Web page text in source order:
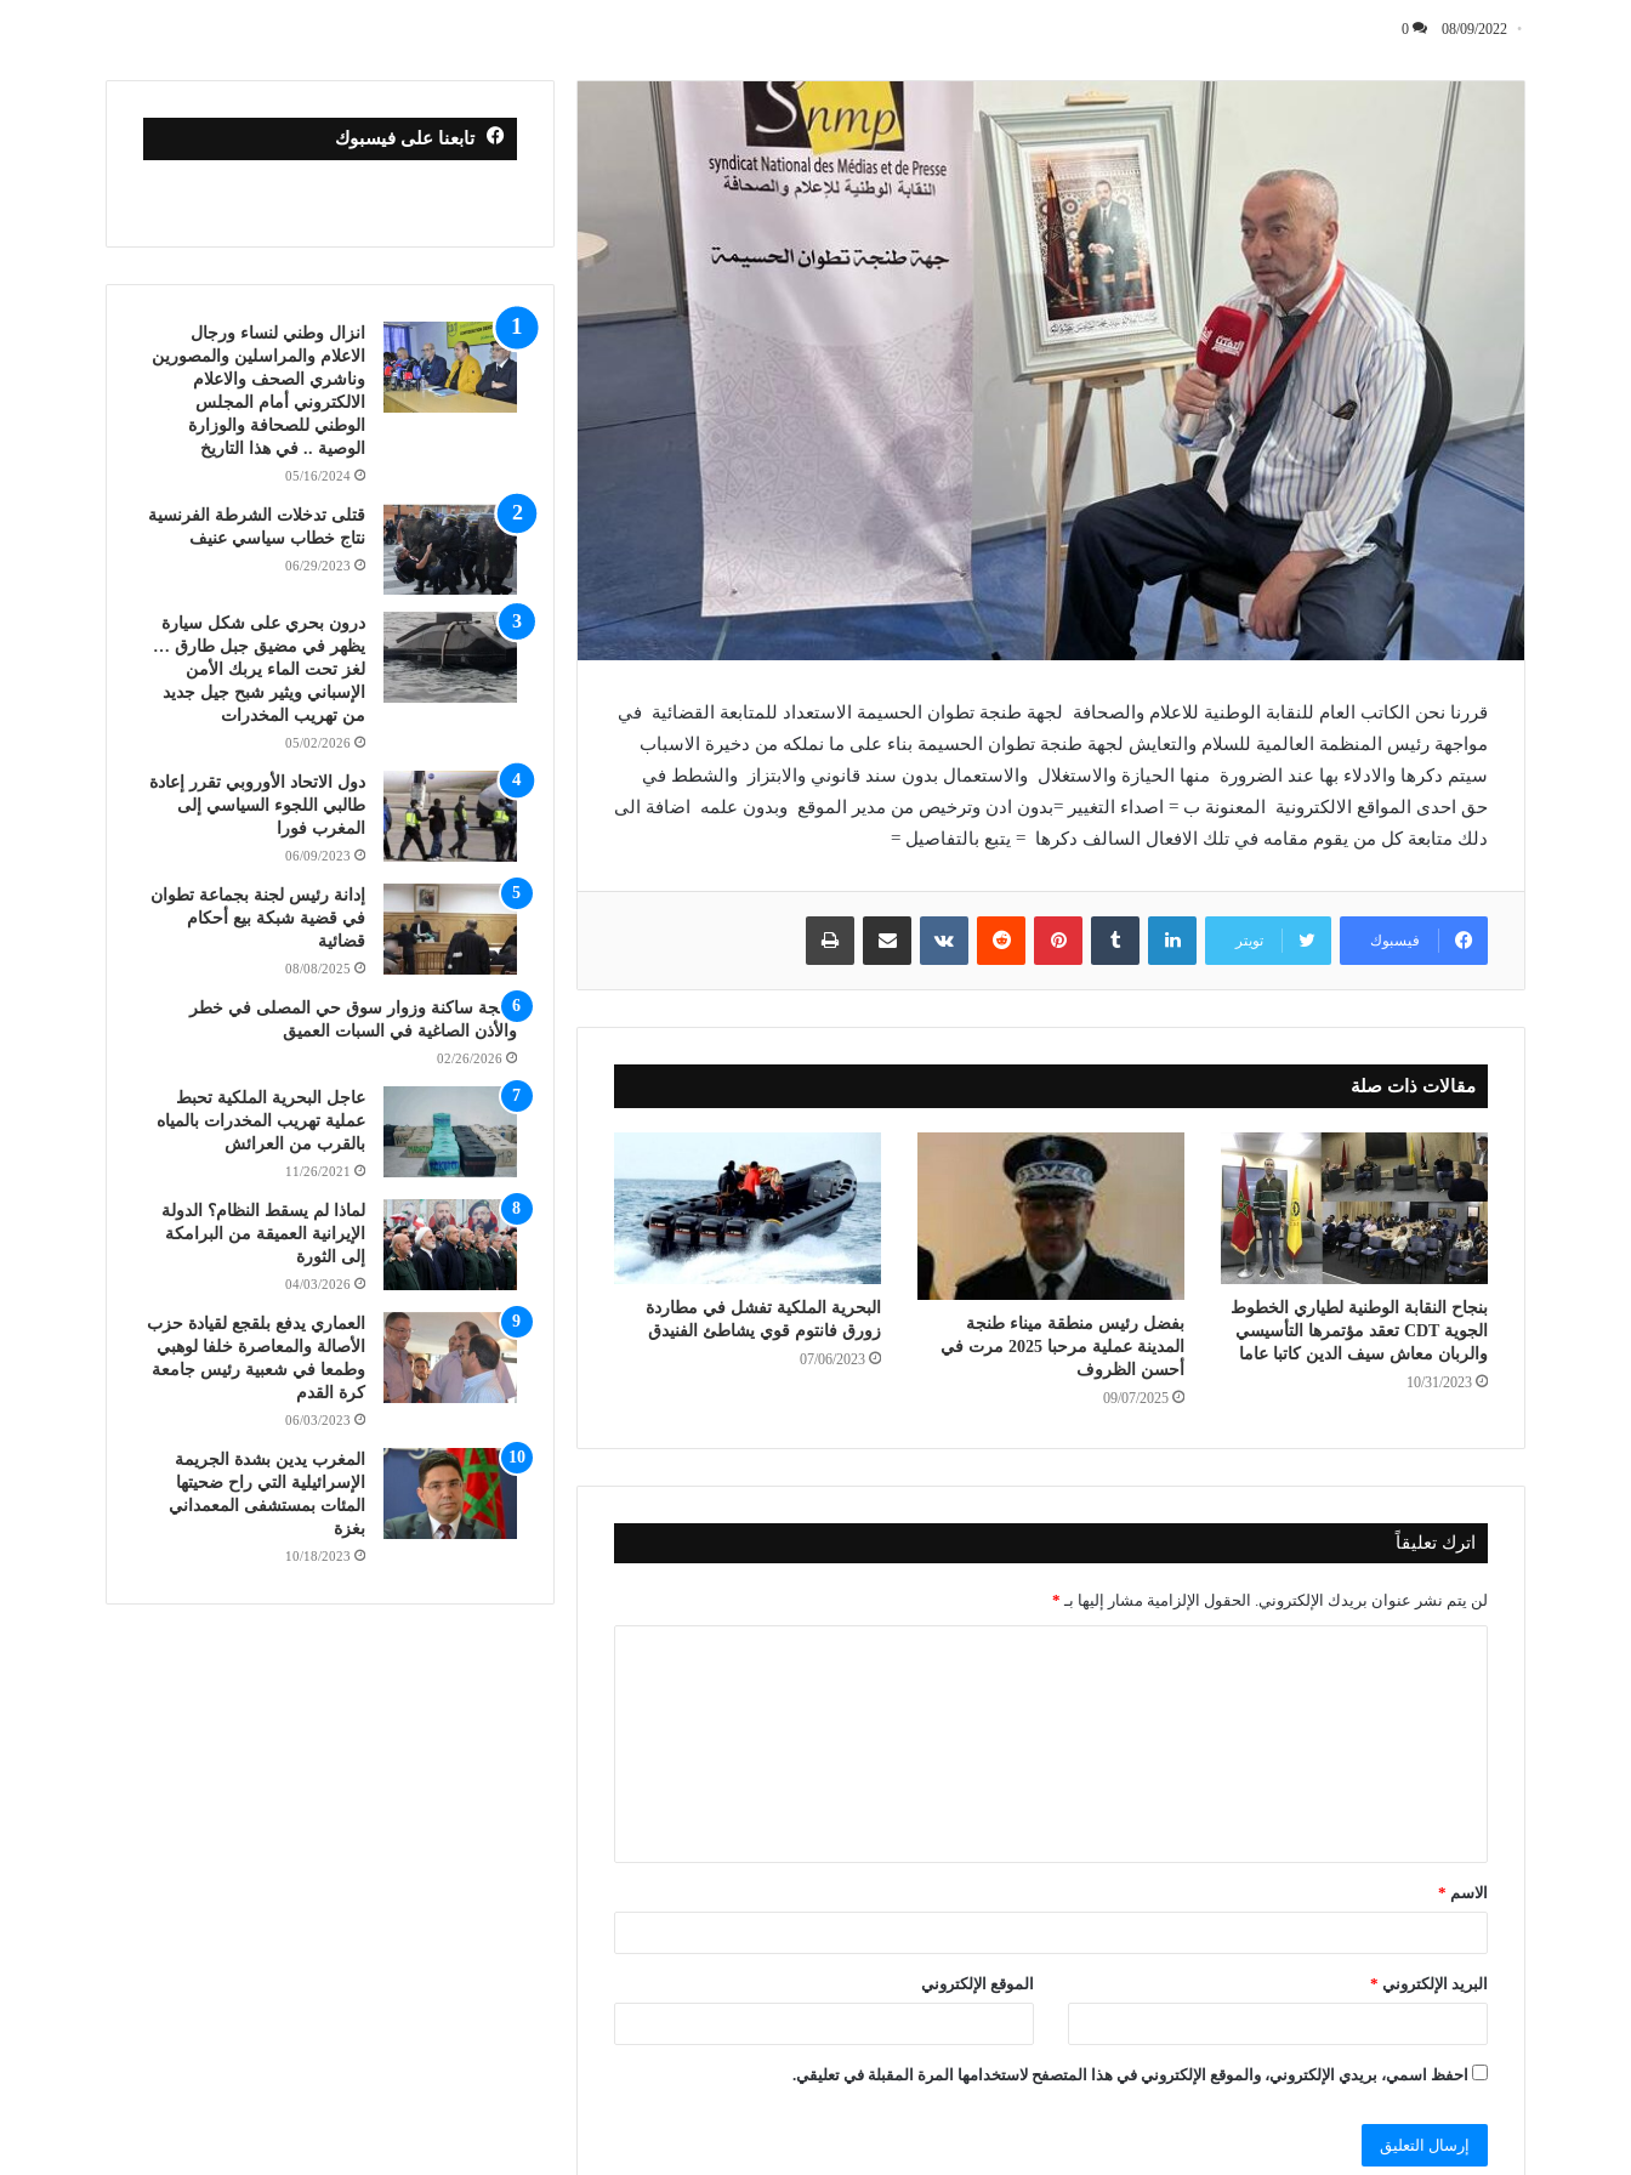
08/09/2022
0
قررنا نحن الكاتب العام للنقابة الوطنية للاعلام والصحافة لجهة طنجة تطوان الحسيمة الاستعداد للمتابعة القضائية في
مواجهة رئيس المنظمة العالمية للسلام والتعايش لجهة طنجة تطوان الحسيمة بناء على ما نملكه من دخيرة الاسباب
سيتم دكرها والادلاء بها عند الضرورة منها الحيازة والاستغلال والاستعمال بدون سند قانوني والابتزاز والشطط في
حق احدى المواقع الالكترونية المعنونة ب = اصداء التغيير =بدون ادن وترخيص من مدير الموقع وبدون علمه اضافة الى
دلك متابعة كل من يقوم مقامه في تلك الافعال السالف دكرها = يتبع بالتفاصيل =
فيسبوك تويتر
لينكدإن بينتيريست مشاركة عبر البريد طباعة
مقالات ذات صلة
بنجاح النقابة الوطنية لطياري الخطوط
الجوية CDT تعقد مؤتمرها التأسيسي
والربان معاش سيف الدين كاتبا عاما
10/31/2023
بفضل رئيس منطقة ميناء طنجة
المدينة عملية مرحبا 2025 مرت في
أحسن الظروف
09/07/2025
البحرية الملكية تفشل في مطاردة
زورق فانتوم قوي يشاطئ الفنيدق
07/06/2023
اترك تعليقاً
لن يتم نشر عنوان بريدك الإلكتروني. الحقول الإلزامية مشار إليها بـ *
الاسم *
البريد الإلكتروني * الموقع الإلكتروني
احفظ اسمي، بريدي الإلكتروني، والموقع الإلكتروني في هذا المتصفح لاستخدامها المرة المقبلة في تعليقي.
تابعنا على فيسبوك
انزال وطني لنساء ورجال
الاعلام والمراسلين والمصورين
وناشري الصحف والاعلام
الالكتروني أمام المجلس
الوطني للصحافة والوزارة
الوصية .. في هذا التاريخ
05/16/2024
قتلى تدخلات الشرطة الفرنسية
نتاج خطاب سياسي عنيف
06/29/2023
درون بحري على شكل سيارة
يظهر في مضيق جبل طارق …
لغز تحت الماء يربك الأمن
الإسباني ويثير شبح جيل جديد
من تهريب المخدرات
05/02/2026
دول الاتحاد الأوروبي تقرر إعادة
طالبي اللجوء السياسي إلى
المغرب فورا
06/09/2023
إدانة رئيس لجنة بجماعة تطوان
في قضية شبكة بيع أحكام
قضائية
08/08/2025
طنجة ساكنة وزوار سوق حي المصلى في خطر
والأذن الصاغية في السبات العميق
02/26/2026
عاجل البحرية الملكية تحبط
عملية تهريب المخدرات بالمياه
بالقرب من العرائش
11/26/2021
لماذا لم يسقط النظام؟ الدولة
الإيرانية العميقة من البرامكة
إلى الثورة
04/03/2026
العماري يدفع بلقجع لقيادة حزب
الأصالة والمعاصرة خلفا لوهبي
وطمعا في شعبية رئيس جامعة
كرة القدم
06/03/2023
المغرب يدين بشدة الجريمة
الإسرائيلية التي راح ضحيتها
المئات بمستشفى المعمداني
بغزة
10/18/2023